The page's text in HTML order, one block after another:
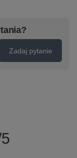
Zadaj pytanie